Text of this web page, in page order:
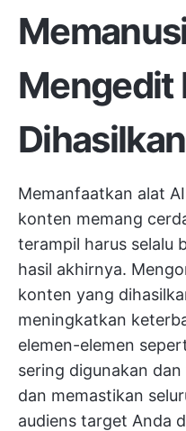
Mengedit
Memanfaatkan alat
konten memang
terampil harus selalu
hasil akhirnya.
konten yang
meningkatkan
elemen-elemen
sering digunakan
dan memastikan
audiens target Anda